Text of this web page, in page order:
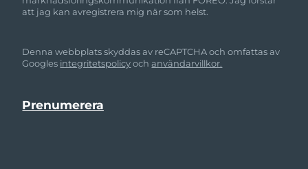
att jag kan avregistrera mig när som helst.
Denna webbplats skyddas av reCAPTCHA och omfattas av
Googles integritetspolicyochanvändarvillkor.